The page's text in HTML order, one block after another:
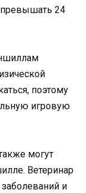
24
поэтому
игровую
могут
Ветеринар
и